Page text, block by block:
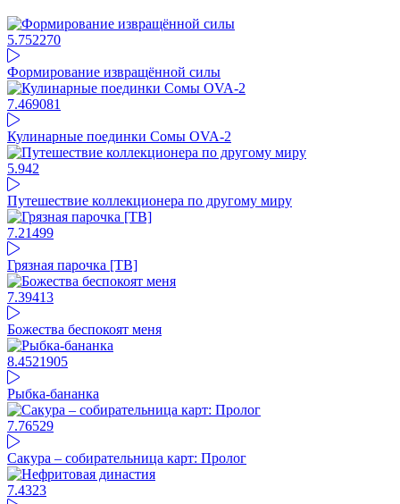
5.752270
Формирование извращённой силы
7.469081
Кулинарные поединки Сомы OVA-2
5.942
Путешествие коллекционера по другому миру
7.21499
Грязная парочка [ТВ]
7.39413
Божества беспокоят меня
8.4521905
Рыбка-бананка
7.76529
Сакура – собирательница карт: Пролог
7.4323